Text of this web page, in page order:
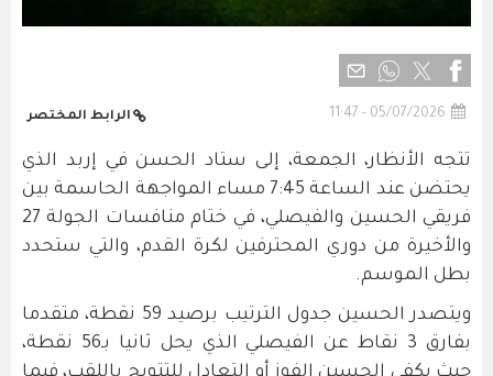
05/07/2026 - 11:47 الرابط المختصر
تتجه الأنظار، الجمعة، إلى ستاد الحسن في إربد الذي
يحتضن عند الساعة 7:45 مساء المواجهة الحاسمة بين
فريقي الحسين والفيصلي، في ختام منافسات الجولة 27
والأخيرة من دوري المحترفين لكرة القدم، والتي ستحدد
بطل الموسم.
ويتصدر الحسين جدول الترتيب برصيد 59 نقطة، متقدما
بفارق 3 نقاط عن الفيصلي الذي يحل ثانيا بـ56 نقطة،